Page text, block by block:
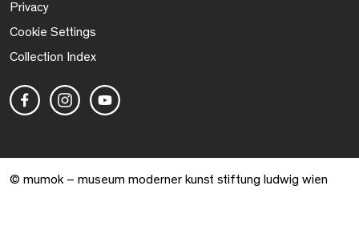
Privacy
Cookie Settings
Collection Index
© mumok – museum moderner kunst stiftung ludwig wien